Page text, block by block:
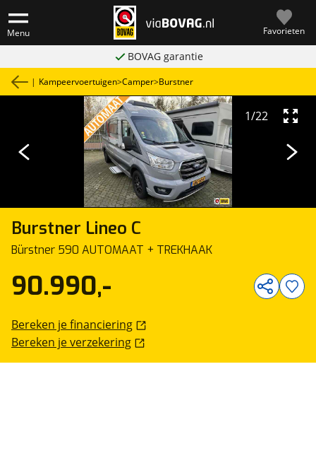
Menu Favorieten
BOVAG garantie
| Kampeervoertuigen>Camper>Burstner
Burstner Lineo C
Bürstner 590 AUTOMAAT + TREKHAAK
1/22
90.990,-
Bereken je financiering
Bereken je verzekering